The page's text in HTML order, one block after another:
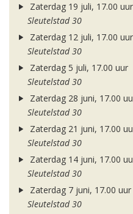
Zaterdag 19 juli, 17.00 uur
Sleutelstad 30
Zaterdag 12 juli, 17.00 uur
Sleutelstad 30
Zaterdag 5 juli, 17.00 uur
Sleutelstad 30
Zaterdag 28 juni, 17.00
Sleutelstad 30
Zaterdag 21 juni, 17.00
Sleutelstad 30
Zaterdag 14 juni, 17.00
Sleutelstad 30
Zaterdag 7 juni, 17.00 uur
Sleutelstad 30